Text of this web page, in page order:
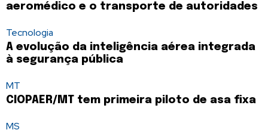
aeromédico e o transporte de autoridades
Tecnologia
A evolução da inteligência aérea integrada
à segurança pública
MT
CIOPAER/MT tem primeira piloto de asa fixa
MS